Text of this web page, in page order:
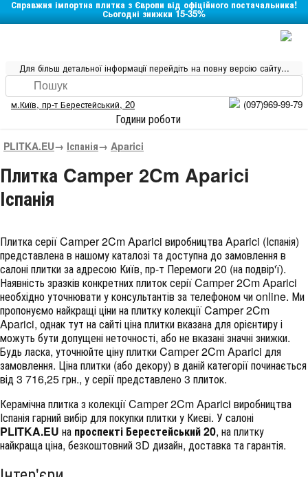
Справжня імпортна плитка з Європи від офіційного постачальника!
Сьогодні знижки 15-35%
Для більш детальної інформації перейдіть на повну версію сайту...
м.Київ, пр-т Берестейський, 20 (097)969-99-79
Години роботи
PLITKA.EU→ Іспанія→ Aparici
Плитка Camper 2Cm Aparici
Іспанія
Плитка серіїCamper 2Cm Aparici виробництваAparici (Іспанія)
представлена в нашому каталозі та доступна до замовлення в
салоні плитки за адресою Київ, пр-т Перемоги 20 (на подвір'ї).
Наявність зразків конкретних плиток серії Camper 2Cm Aparici
необхідно уточнювати у консультантів за телефоном чи online. Ми
пропонуємо найкращі ціни на плитку колекціїCamper 2Cm
Aparici, однак тут на сайті ціна плитки вказана для орієнтиру і
можуть бути допущені неточності, або не вказані значні знижки.
Будь ласка, уточнюйте ціну плитки Camper 2Cm Aparici для
замовлення. Ціна плитки (або декору) в даній категорії починається
від 3 716,25 грн., у серії представлено 3 плиток.
Керамічна плитка з колекції Camper 2Cm Aparici виробництва
Іспанія гарний вибір для покупки плитки у Києві. У салоні
PLITKA.EU на проспекті Берестейський 20, на плитку
найкраща ціна, безкоштовний 3D дизайн, доставка та гарантія.